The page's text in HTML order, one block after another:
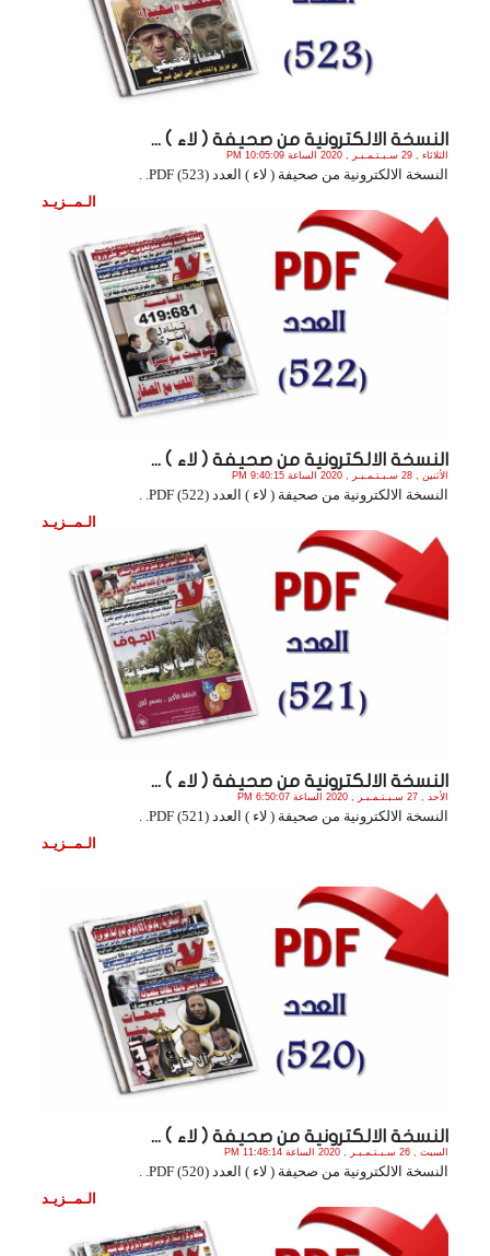
النسخة الالكترونية من صحيفة ( لاء ) ...
الثلاثاء , 29 سـبـتـمـبـر , 2020 الساعة 10:05:09 PM
النسخة الالكترونية من صحيفة ( لاء ) العدد (523) PDF. .
الـمــزيـد
النسخة الالكترونية من صحيفة ( لاء ) ...
الأثنين , 28 سـبـتـمـبـر , 2020 الساعة 9:40:15 PM
النسخة الالكترونية من صحيفة ( لاء ) العدد (522) PDF. .
الـمــزيـد
النسخة الالكترونية من صحيفة ( لاء ) ...
الأحد , 27 سـبـتـمـبـر , 2020 الساعة 6:50:07 PM
النسخة الالكترونية من صحيفة ( لاء ) العدد (521) PDF. .
الـمــزيـد
النسخة الالكترونية من صحيفة ( لاء ) ...
السبت , 26 سـبـتـمـبـر , 2020 الساعة 11:48:14 PM
النسخة الالكترونية من صحيفة ( لاء ) العدد (520) PDF. .
الـمــزيـد